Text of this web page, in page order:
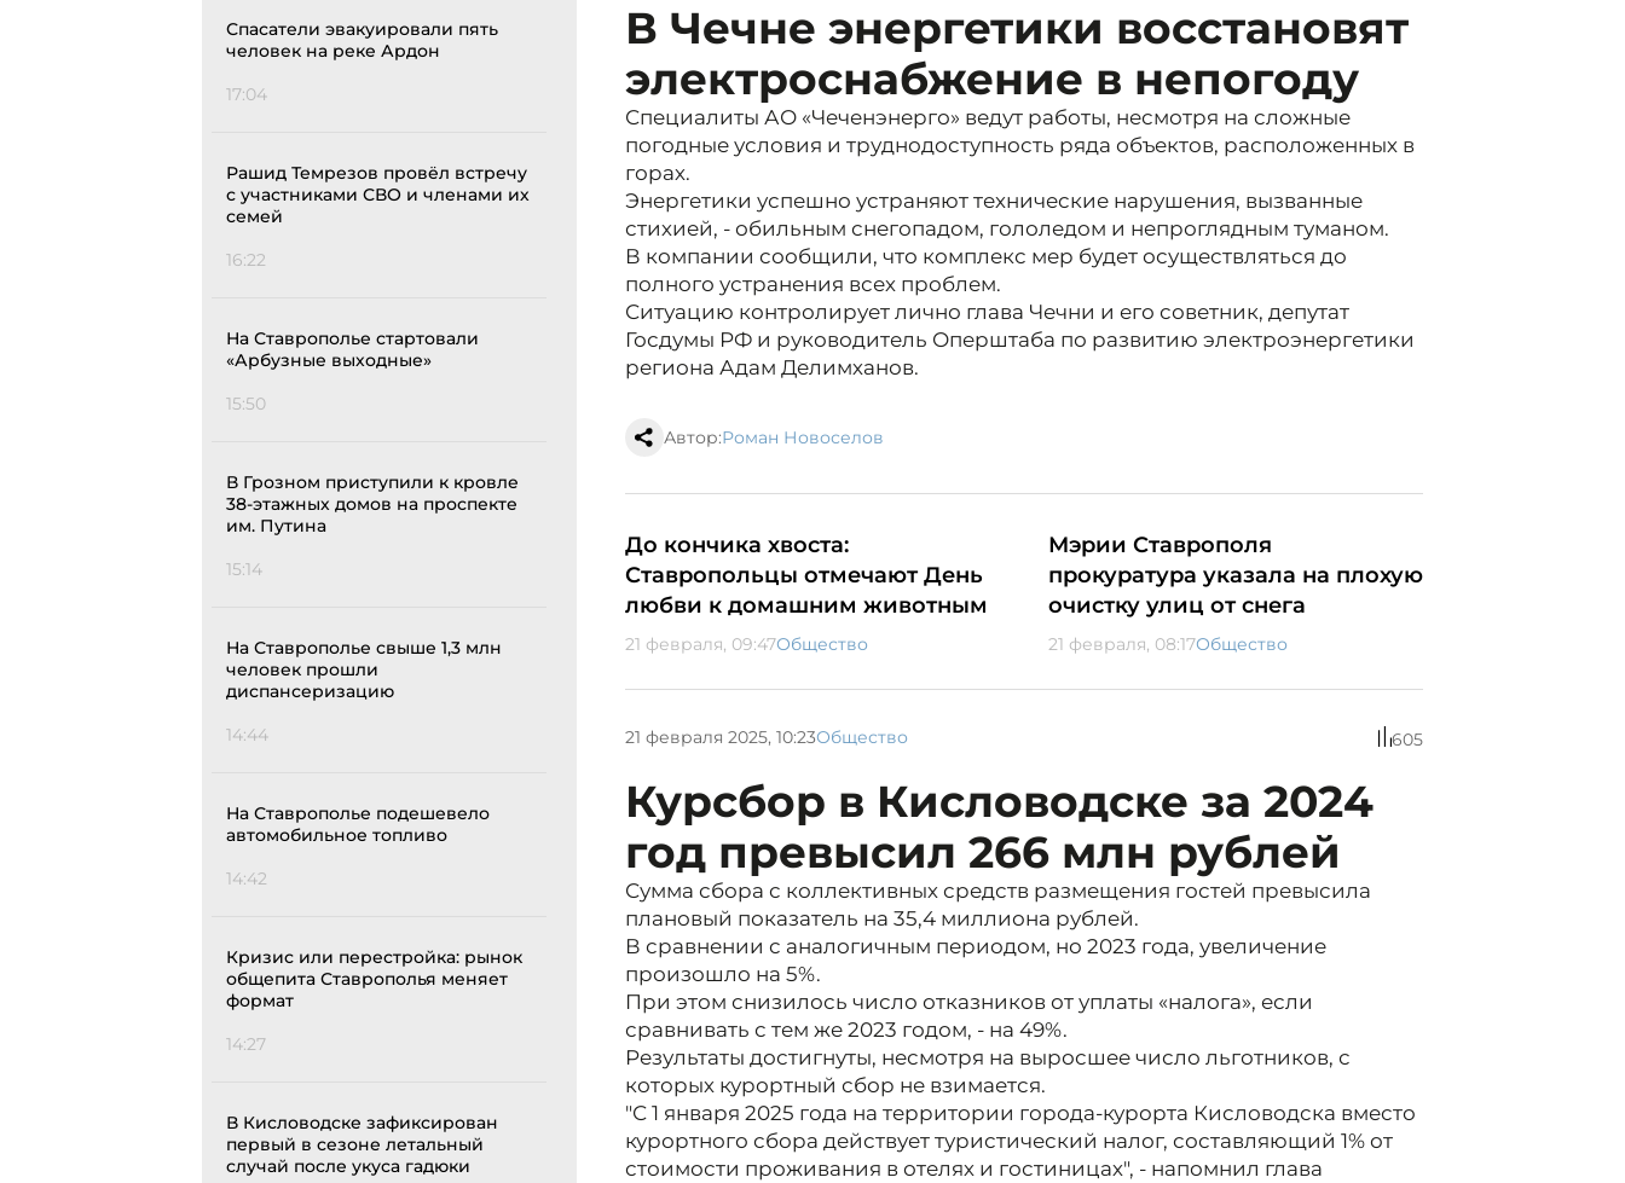
Спасатели эвакуировали пять
человек на реке Ардон
17:04
Рашид Темрезов провёл встречу
с участниками СВО и членами их
семей
16:22
На Ставрополье стартовали
«Арбузные выходные»
15:50
В Грозном приступили к кровле
38-этажных домов на проспекте
им. Путина
15:14
На Ставрополье свыше 1,3 млн
человек прошли
диспансеризацию
14:44
На Ставрополье подешевело
автомобильное топливо
14:42
Кризис или перестройка: рынок
общепита Ставрополья меняет
формат
14:27
В Кисловодске зафиксирован
первый в сезоне летальный
случай после укуса гадюки
В Чечне энергетики восстановят
электроснабжение в непогоду
Специалиты АО «Чеченэнерго» ведут работы, несмотря на сложные
погодные условия и труднодоступность ряда объектов, расположенных в
горах.
Энергетики успешно устраняют технические нарушения, вызванные
стихией, - обильным снегопадом, гололедом и непроглядным туманом.
В компании сообщили, что комплекс мер будет осуществляться до
полного устранения всех проблем.
Ситуацию контролирует лично глава Чечни и его советник, депутат
Госдумы РФ и руководитель Оперштаба по развитию электроэнергетики
региона Адам Делимханов.
Автор:Роман Новоселов
До кончика хвоста:
Ставропольцы отмечают День
любви к домашним животным
21 февраля, 09:47Общество
Мэрии Ставрополя
прокуратура указала на плохую
очистку улиц от снега
21 февраля, 08:17Общество
21 февраля 2025, 10:23Общество 605
Курсбор в Кисловодске за 2024
год превысил 266 млн рублей
Сумма сбора с коллективных средств размещения гостей превысила
плановый показатель на 35,4 миллиона рублей.
В сравнении с аналогичным периодом, но 2023 года, увеличение
произошло на 5%.
При этом снизилось число отказников от уплаты «налога», если
сравнивать с тем же 2023 годом, - на 49%.
Результаты достигнуты, несмотря на выросшее число льготников, с
которых курортный сбор не взимается.
"С 1 января 2025 года на территории города-курорта Кисловодска вместо
курортного сбора действует туристический налог, составляющий 1% от
стоимости проживания в отелях и гостиницах", - напомнил глава